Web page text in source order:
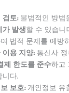
검토:불법적인 방법
가 발생할 수 있습니
법적 문제를 예방
이용 지양:통신사 정
제 한도를 준수하고
니다.
보호:개인정보 유